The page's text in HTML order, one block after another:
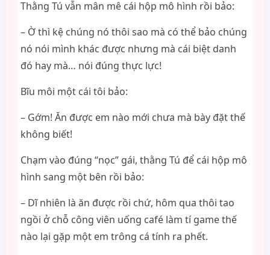
Thằng Tú vẫn mân mê cái hộp mô hình rồi bảo:
– Ờ thì kệ chúng nó thôi sao mà có thể bảo chúng
nó nói mình khác được nhưng mà cái biệt danh
đó hay mà… nói đúng thực lực!
Bĩu môi một cái tôi bảo:
– Gớm! Ăn được em nào mới chưa mà bày đặt thế
không biết!
Chạm vào đúng “nọc” gái, thằng Tú để cái hộp mô
hình sang một bên rồi bảo:
– Dĩ nhiên là ăn được rồi chứ, hôm qua thôi tao
ngồi ở chỗ công viên uống café làm tí game thế
nào lại gặp một em trông cá tính ra phết.